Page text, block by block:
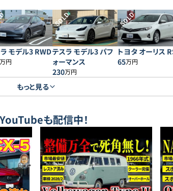
モデル3 RWD
万円
SOLD
テスラ モデル3 パフ
ォーマンス
230万円
SOLD
トヨタ オーリス
65万円
もっと見る
も配信中！